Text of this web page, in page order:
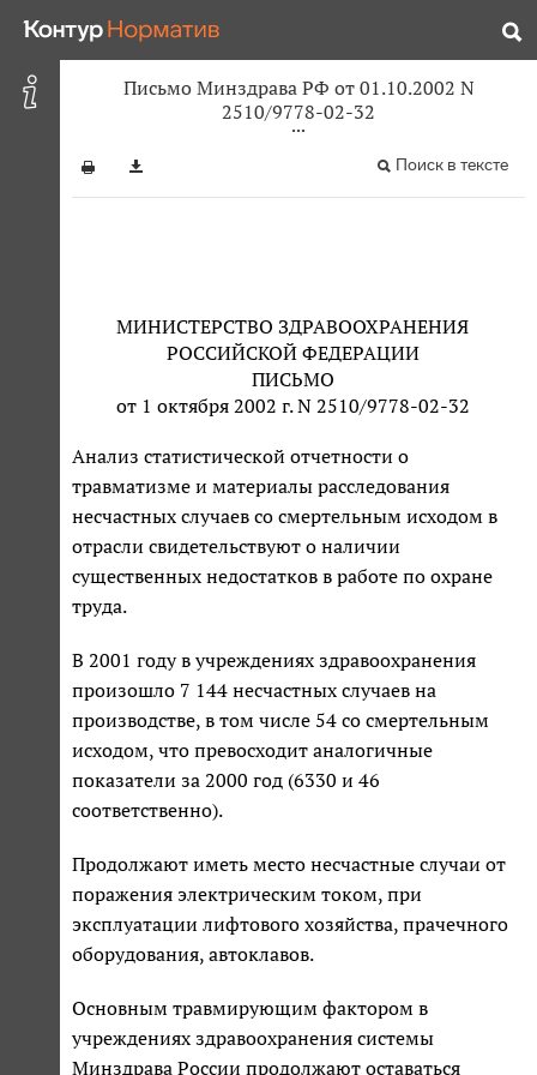
Письмо Минздрава РФ от 01.10.2002 N
2510/9778-02-32
Поиск в тексте
МИНИСТЕРСТВО ЗДРАВООХРАНЕНИЯ
РОССИЙСКОЙ ФЕДЕРАЦИИ
ПИСЬМО
от 1 октября 2002 г. N 2510/9778-02-32
Анализ статистической отчетности о
травматизме и материалы расследования
несчастных случаев со смертельным исходом в
отрасли свидетельствуют о наличии
существенных недостатков в работе по охране
труда.
В 2001 году в учреждениях здравоохранения
произошло 7 144 несчастных случаев на
производстве, в том числе 54 со смертельным
исходом, что превосходит аналогичные
показатели за 2000 год (6330 и 46
соответственно).
Продолжают иметь место несчастные случаи от
поражения электрическим током, при
эксплуатации лифтового хозяйства, прачечного
оборудования, автоклавов.
Основным травмирующим фактором в
учреждениях здравоохранения системы
Минздрава России продолжают оставаться